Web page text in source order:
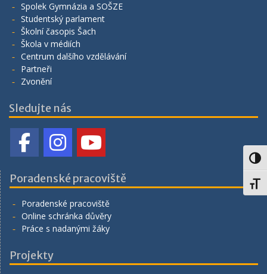
Spolek Gymnázia a SOŠZE
Studentský parlament
Školní časopis Šach
Škola v médiích
Centrum dalšího vzdělávání
Partneři
Zvonění
Sledujte nás
Poradenské pracoviště
Poradenské pracoviště
Online schránka důvěry
Práce s nadanými žáky
Projekty